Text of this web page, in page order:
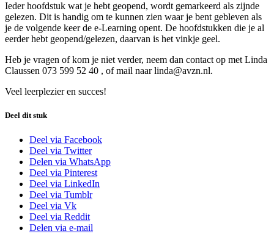
Ieder hoofdstuk wat je hebt geopend, wordt gemarkeerd als zijnde
gelezen. Dit is handig om te kunnen zien waar je bent gebleven als
je de volgende keer de e-Learning opent. De hoofdstukken die je al
eerder hebt geopend/gelezen, daarvan is het vinkje geel.
Heb je vragen of kom je niet verder, neem dan contact op met Linda
Claussen 073 599 52 40 , of mail naar linda@avzn.nl.
Veel leerplezier en succes!
Deel dit stuk
Deel via Facebook
Deel via Twitter
Delen via WhatsApp
Deel via Pinterest
Deel via LinkedIn
Deel via Tumblr
Deel via Vk
Deel via Reddit
Delen via e-mail